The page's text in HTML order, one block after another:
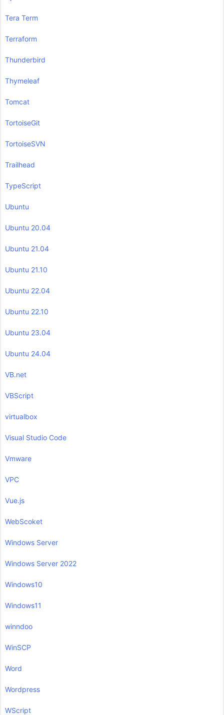
Tera Term
Terraform
Thunderbird
Thymeleaf
Tomcat
TortoiseGit
TortoiseSVN
Trailhead
TypeScript
Ubuntu
Ubuntu 20.04
Ubuntu 21.04
Ubuntu 21.10
Ubuntu 22.04
Ubuntu 22.10
Ubuntu 23.04
Ubuntu 24.04
VB.net
VBScript
virtualbox
Visual Studio Code
Vmware
VPC
Vue.js
WebScoket
Windows Server
Windows Server 2022
Windows10
Windows11
winndoo
WinSCP
Word
Wordpress
WScript